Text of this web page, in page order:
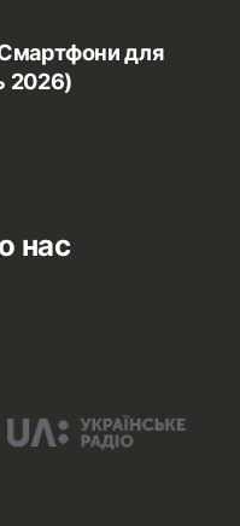
для
2026)
нас